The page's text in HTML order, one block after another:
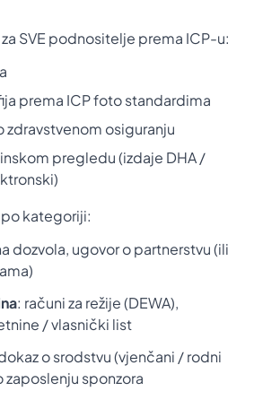
SVE podnositelje prema ICP-u:
prema ICP foto standardima
zdravstvenom osiguranju
pregledu (izdaje DHA /
kategoriji:
dozvola, ugovor o partnerstvu (ili
: računi za režije (DEWA),
/ vlasnički list
o srodstvu (vjenčani / rodni
sponzora